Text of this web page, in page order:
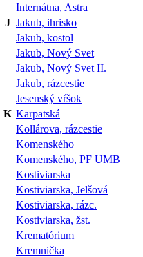
Internátna, Astra
J Jakub, ihrisko
Jakub, kostol
Jakub, Nový Svet
Jakub, Nový Svet II.
Jakub, rázcestie
Jesenský vŕšok
K Karpatská
Kollárova, rázcestie
Komenského
Komenského, PF UMB
Kostiviarska
Kostiviarska, Jelšová
Kostiviarska, rázc.
Kostiviarska, žst.
Krematórium
Kremnička